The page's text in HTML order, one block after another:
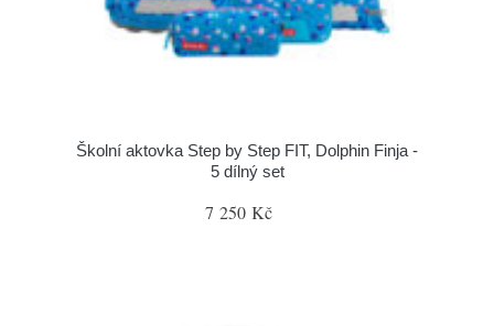
Školní aktovka Step by Step FIT, Dolphin Finja -
5 dílný set
7 250 Kč